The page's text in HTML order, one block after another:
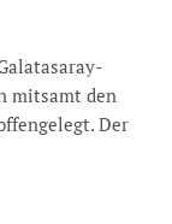
mitsamt den
Der